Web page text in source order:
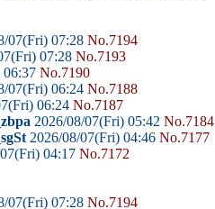
07(Fri) 07:28 No.7194
07:28 No.7193
06:37 No.7190
07(Fri) 06:24 No.7188
06:24 No.7187
2026/08/07(Fri) 05:42 No.7184
2026/08/07(Fri) 04:46 No.7177
04:17 No.7172
07(Fri) 07:28 No.7194